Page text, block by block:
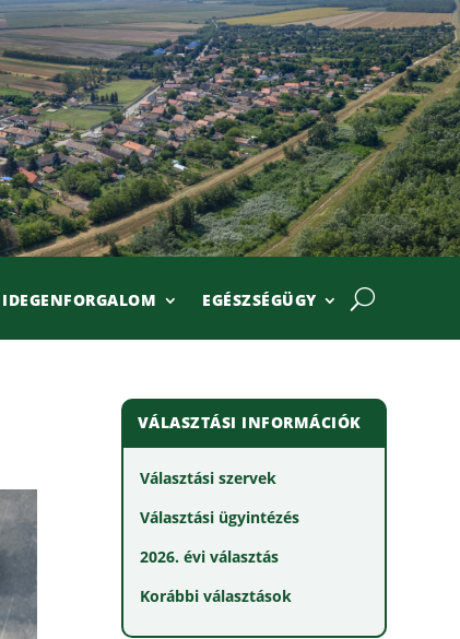
IDEGENFORGALOM EGÉSZSÉGÜGY
VÁLASZTÁSI INFORMÁCIÓK
Választási szervek
Választási ügyintézés
2026. évi választás
Korábbi választások